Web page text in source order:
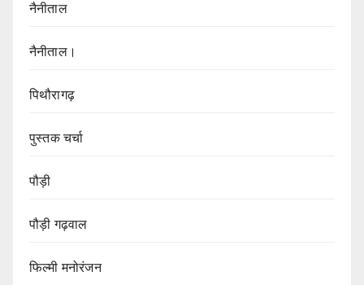
नैनीताल
नैनीताल।
पिथौरागढ़
पुस्तक चर्चा
पौड़ी
पौड़ी गढ़वाल
फिल्मी मनोरंजन